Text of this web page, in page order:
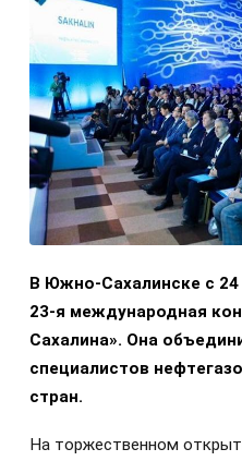
В Южно-Сахалинске с
23-я международная
Сахалина». Она
специалистов
стран.
На торжественном